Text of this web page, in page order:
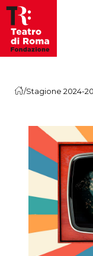
Vai al contenuto
/Stagione 2024-